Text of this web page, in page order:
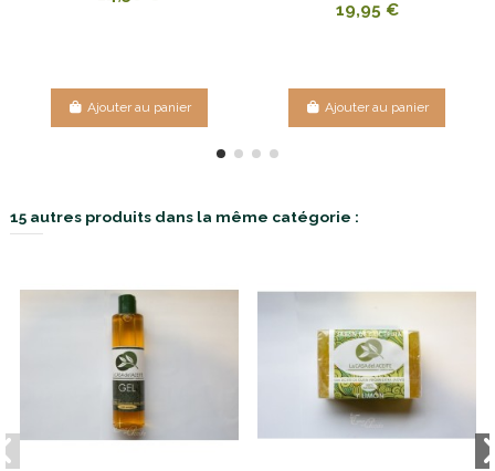
Ajouter au panier
19,95 €
Ajouter au panier
15 autres produits dans la même catégorie :